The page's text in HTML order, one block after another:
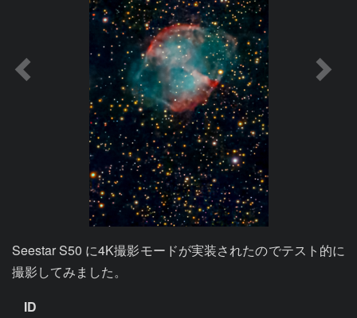
Seestar S50 に4K撮影モードが実装されたのでテスト的に
撮影してみました。
ID